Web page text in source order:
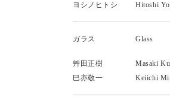
ヨシノヒトシ
Hitoshi
ガラス Glass
艸田正樹
Masaki
巳亦敬一
Keiichi